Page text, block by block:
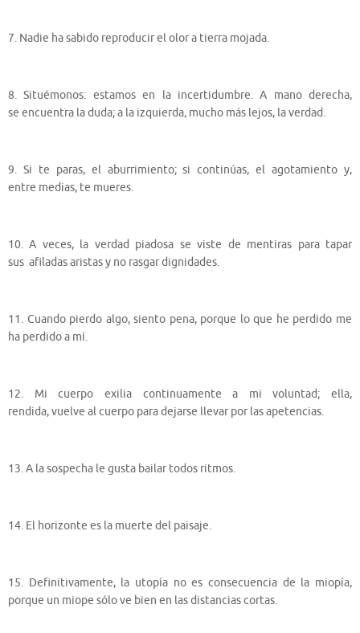
7. Nadie ha sabido reproducir el olor a tierra mojada.
8. Situémonos: estamos en la incertidumbre. A mano derecha,
se encuentra la duda; a la izquierda, mucho más lejos, la verdad.
9. Si te paras, el aburrimiento; si continúas, el agotamiento y,
entre medias, te mueres.
10. A veces, la verdad piadosa se viste de mentiras para tapar
sus afiladas aristas y no rasgar dignidades.
11. Cuando pierdo algo, siento pena, porque lo que he perdido me
ha perdido a mí.
12. Mi cuerpo exilia continuamente a mi voluntad; ella,
rendida, vuelve al cuerpo para dejarse llevar por las apetencias.
13. A la sospecha le gusta bailar todos ritmos.
14. El horizonte es la muerte del paisaje.
15. Definitivamente, la utopía no es consecuencia de la miopía,
porque un miope sólo ve bien en las distancias cortas.